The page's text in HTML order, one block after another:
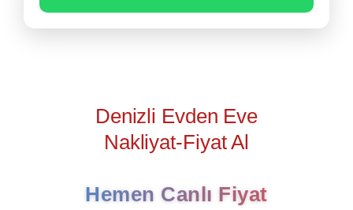
Denizli Evden Eve
Nakliyat-Fiyat Al
Hemen Canlı Fiyat